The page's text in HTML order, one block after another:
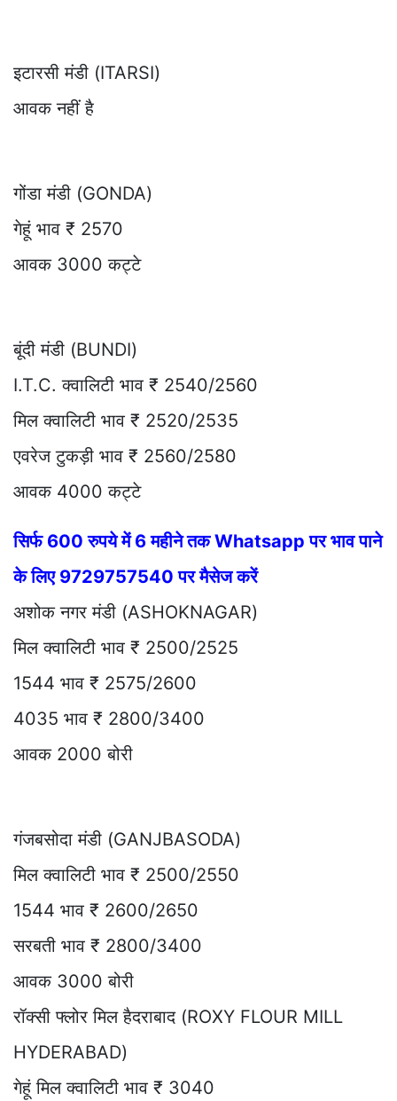
इटारसी मंडी (ITARSI)
आवक नहीं है
गोंडा मंडी (GONDA)
गेहूं भाव ₹ 2570
आवक 3000 कट्टे
बूंदी मंडी (BUNDI)
I.T.C. क्वालिटी भाव ₹ 2540/2560
मिल क्वालिटी भाव ₹ 2520/2535
एवरेज टुकड़ी भाव ₹ 2560/2580
आवक 4000 कट्टे
सिर्फ 600 रुपये में 6 महीने तक Whatsapp पर भाव पाने
के लिए 9729757540 पर मैसेज करें
अशोक नगर मंडी (ASHOKNAGAR)
मिल क्वालिटी भाव ₹ 2500/2525
1544 भाव ₹ 2575/2600
4035 भाव ₹ 2800/3400
आवक 2000 बोरी
गंजबसोदा मंडी (GANJBASODA)
मिल क्वालिटी भाव ₹ 2500/2550
1544 भाव ₹ 2600/2650
सरबती भाव ₹ 2800/3400
आवक 3000 बोरी
रॉक्सी फ्लोर मिल हैदराबाद (ROXY FLOUR MILL
HYDERABAD)
गेहूं मिल क्वालिटी भाव ₹ 3040